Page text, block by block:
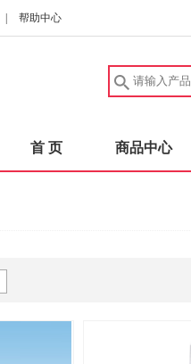
帮助中心
首 页 商品中心